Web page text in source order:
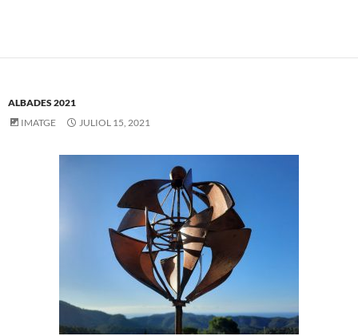
ALBADES 2021
IMATGE
JULIOL 15, 2021